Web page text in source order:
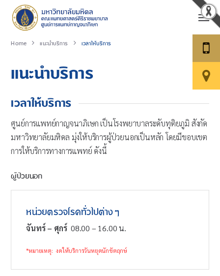
Home แนะนำบริการ เวลาให้บริการ
แนะนำบริการ
เวลาให้บริการ
ศูนย์การแพทย์กาญจนาภิเษก เป็นโรงพยาบาลระดับทุติยภูมิ สังกัด
มหาวิทยาลัยมหิดล มุ่งให้บริการผู้ป่วยนอกเป็นหลัก โดยมีขอบเขต
การให้บริการทางการแพทย์ ดังนี้
ผู้ป่วยนอก
หน่วยตรวจโรคทั่วไปต่างๆ
จันทร์ – ศุกร์ 08.00 – 16.00 น.
*หมายเหตุ: งดให้บริการวันหยุดนักขัตฤกษ์